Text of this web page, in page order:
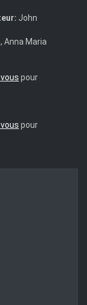
John
Anna Maria
pour
pour